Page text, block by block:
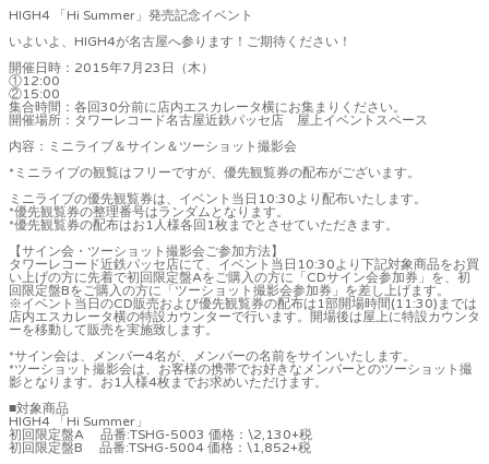
HIGH4 「Hi Summer」発売記念イベント
いよいよ、HIGH4が名古屋へ参ります！ご期待ください！
開催日時：2015年7月23日（木）
①12:00
②15:00
集合時間：各回30分前に店内エスカレータ横にお集まりください。
開催場所：タワーレコード名古屋近鉄パッセ店 屋上イベントスペース
内容：ミニライブ＆サイン＆ツーショット撮影会
*ミニライブの観覧はフリーですが、優先観覧券の配布がございます。
ミニライブの優先観覧券は、イベント当日10:30より配布いたします。
*優先観覧券の整理番号はランダムとなります。
*優先観覧券の配布はお1人様各回1枚までとさせていただきます。
【サイン会・ツーショット撮影会ご参加方法】
タワーレコード近鉄パッセ店にて、イベント当日10:30より下記対象商品をお買
い上げの方に先着で初回限定盤Aをご購入の方に「CDサイン会参加券」を、初
回限定盤Bをご購入の方に「ツーショット撮影会参加券」を差し上げます。
※イベント当日のCD販売および優先観覧券の配布は1部開場時間(11:30)までは
店内エスカレータ横の特設カウンターで行います。開場後は屋上に特設カウンタ
ーを移動して販売を実施致します。
*サイン会は、メンバー4名が、メンバーの名前をサインいたします。
*ツーショット撮影会は、お客様の携帯でお好きなメンバーとのツーショット撮
影となります。お1人様4枚までお求めいただけます。
■対象商品
HIGH4 「Hi Summer」
初回限定盤A 品番:TSHG-5003 価格：\2,130+税
初回限定盤B 品番:TSHG-5004 価格：\1,852+税